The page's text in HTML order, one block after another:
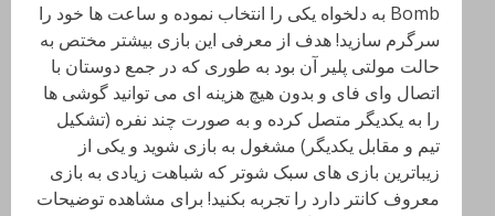
Bomb به دلخواه یکی را انتخاب نموده و ساعت ها خود را
سرگرم سازید! هدف از معرفی این بازی بیشتر مختص به
حالت مولتی پلیر آن بود به طوری که در جمع دوستان با
اتصال وای فای و بدون هیچ هزینه ای می توانید گوشی ها
را به یکدیگر متصل کرده و به صورت چند نفره (تشکیل
تیم و مقابل یکدیگر) مشغول به بازی شوید و یکی از
زیباترین بازی های سبک شوتر که شباهت زیادی به بازی
معروف کانتر دارد را تجربه بکنید! برای مشاهده توضیحات